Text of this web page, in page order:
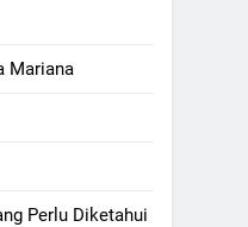
Mariana
Perlu Diketahui